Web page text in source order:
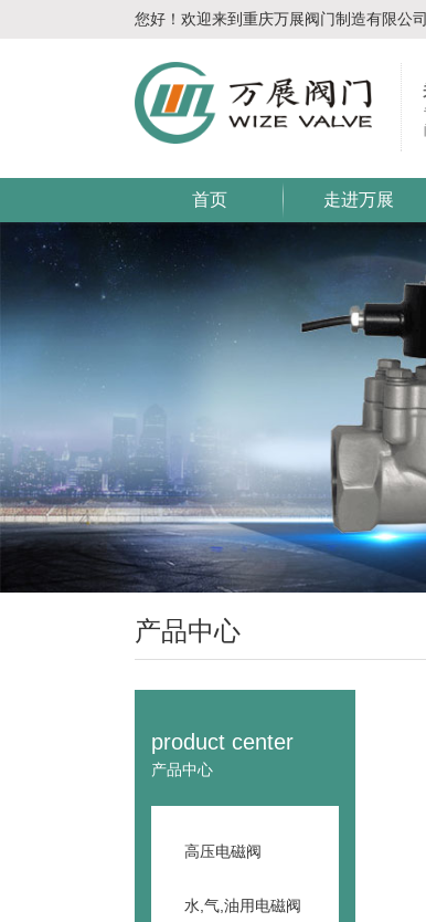
您好！欢迎来到重庆万展阀门制造有限公司
首页 走进万展
产品中心
product center
产品中心
高压电磁阀
水,气,油用电磁阀